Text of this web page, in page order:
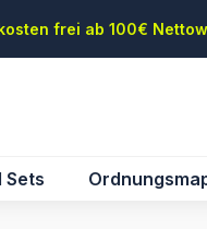
frei ab 100€
Sets